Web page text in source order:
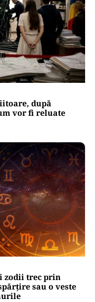
după
vor fi reluate
zodii trec prin
sau o veste